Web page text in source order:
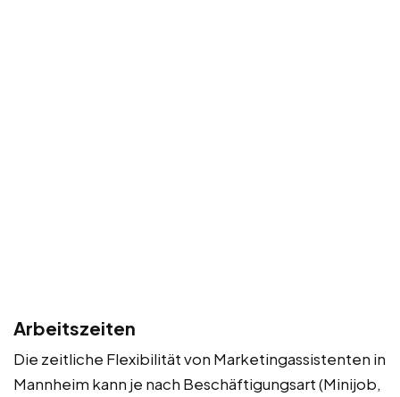
Arbeitszeiten
Die zeitliche Flexibilität von Marketingassistenten in
Mannheim kann je nach Beschäftigungsart (Minijob,